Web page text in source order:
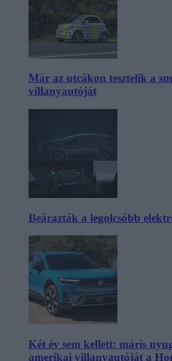
Már az utcákon tesztelik a
villanyautóját
Beárazták a legolcsóbb
Két év sem kellett: máris
amerikai villanyautóját a